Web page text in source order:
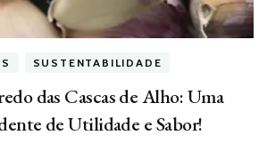
SUSTENTABILIDADE
das Cascas de Alho: Uma
de Utilidade e Sabor!